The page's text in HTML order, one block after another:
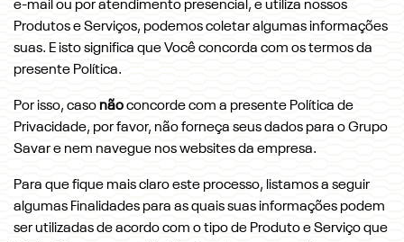
e-mail ou por atendimento presencial, e utiliza nossos
Produtos e Serviços, podemos coletar algumas informações
suas. E isto significa que Você concorda com os termos da
presente Política.
Por isso, casonãoconcorde com a presente Política de
Privacidade, por favor, não forneça seus dados para o Grupo
Savar e nem navegue nos websites da empresa.
Para que fique mais claro este processo, listamos a seguir
algumas Finalidades para as quais suas informações podem
ser utilizadas de acordo com o tipo de Produto e Serviço que